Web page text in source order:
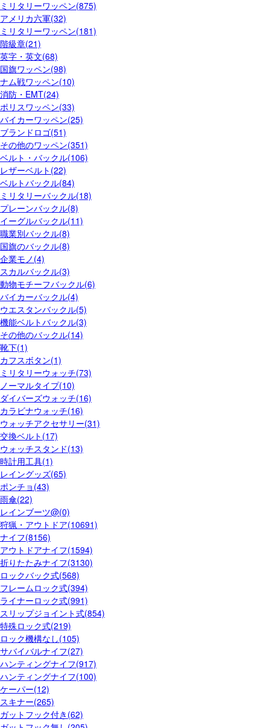
ミリタリーワッペン(875)
アメリカ六軍(32)
ミリタリーワッペン(181)
階級章(21)
英字・英文(68)
国旗ワッペン(98)
ナム戦ワッペン(10)
消防・EMT(24)
ポリスワッペン(33)
バイカーワッペン(25)
ブランドロゴ(51)
その他のワッペン(351)
ベルト・バックル(106)
レザーベルト(22)
ベルトバックル(84)
ミリタリーバックル(18)
プレーンバックル(8)
イーグルバックル(11)
職業別バックル(8)
国旗のバックル(8)
企業モノ(4)
スカルバックル(3)
動物モチーフバックル(6)
バイカーバックル(4)
ウエスタンバックル(5)
機能ベルトバックル(3)
その他のバックル(14)
靴下(1)
カフスボタン(1)
ミリタリーウォッチ(73)
ノーマルタイプ(10)
ダイバーズウォッチ(16)
カラビナウォッチ(16)
ウォッチアクセサリー(31)
交換ベルト(17)
ウォッチスタンド(13)
時計用工具(1)
レイングッズ(65)
ポンチョ(43)
雨傘(22)
レインブーツ@(0)
狩猟・アウトドア(10691)
ナイフ(8156)
アウトドアナイフ(1594)
折りたたみナイフ(3130)
ロックバック式(568)
フレームロック式(394)
ライナーロック式(991)
スリップジョイント式(854)
特殊ロック式(219)
ロック機構なし(105)
サバイバルナイフ(27)
ハンティングナイフ(917)
ハンティングナイフ(100)
ケーパー(12)
スキナー(265)
ガットフック付き(62)